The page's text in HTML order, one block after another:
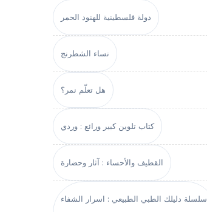
دولة فلسطينية للهنود الحمر
نساء الشطرنج
هل تعلّم نمر؟
كتاب تلوين كبير ورائع : وردي
القطيف والأحساء : آثار وحضارة
سلسلة دليلك الطبي الطبيعي : اسرار الشفاء